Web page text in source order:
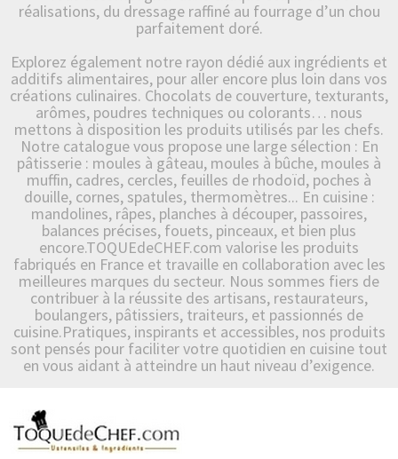
réalisations, du dressage raffiné au fourrage d’un chou
parfaitement doré.
Explorez également notre rayon dédié aux ingrédients et
additifs alimentaires, pour aller encore plus loin dans vos
créations culinaires. Chocolats de couverture, texturants,
arômes, poudres techniques ou colorants… nous
mettons à disposition les produits utilisés par les chefs.
Notre catalogue vous propose une large sélection : En
pâtisserie : moules à gâteau, moules à bûche, moules à
muffin, cadres, cercles, feuilles de rhodoïd, poches à
douille, cornes, spatules, thermomètres... En cuisine :
mandolines, râpes, planches à découper, passoires,
balances précises, fouets, pinceaux, et bien plus
encore.TOQUEdeCHEF.com valorise les produits
fabriqués en France et travaille en collaboration avec les
meilleures marques du secteur. Nous sommes fiers de
contribuer à la réussite des artisans, restaurateurs,
boulangers, pâtissiers, traiteurs, et passionnés de
cuisine.Pratiques, inspirants et accessibles, nos produits
sont pensés pour faciliter votre quotidien en cuisine tout
en vous aidant à atteindre un haut niveau d’exigence.